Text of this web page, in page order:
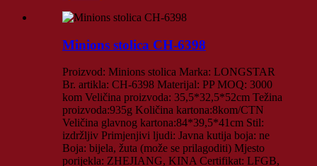
Minions stolica CH-6398
Proizvod: Minions stolica Marka: LONGSTAR
Br. artikla: CH-6398 Materijal: PP MOQ: 3000
kom Veličina proizvoda: 35,5*32,5*52cm Težina
proizvoda:935g Količina kartona:8kom/CTN
Veličina glavnog kartona:84*39,5*41cm Stil:
izdržljiv Primjenjivi ljudi: Javna kutija boja: ne
Boja: bijela, žuta (može se prilagoditi) Mjesto
porijekla: ZHEJIANG, KINA Certifikat: LFGB,